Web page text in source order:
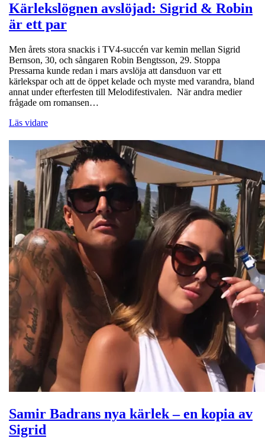
Kärlekslögnen avslöjad: Sigrid & Robin
är ett par
Men årets stora snackis i TV4-succén var kemin mellan Sigrid
Bernson, 30, och sångaren Robin Bengtsson, 29. Stoppa
Pressarna kunde redan i mars avslöja att dansduon var ett
kärlekspar och att de öppet kelade och myste med varandra, bland
annat under efterfesten till Melodifestivalen. När andra medier
frågade om romansen…
Läs vidare
Samir Badrans nya kärlek – en kopia av
Sigrid